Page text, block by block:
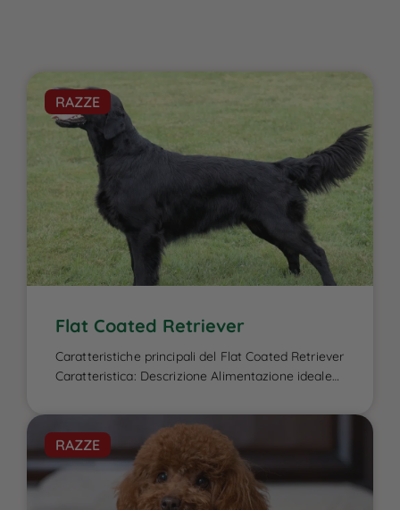
RAZZE
Flat Coated Retriever
Caratteristiche principali del Flat Coated Retriever
Caratteristica: Descrizione Alimentazione ideale
Flat Coated Retriever è un elemento cruciale per
garantire la sua energia elevata, il benessere
fisico e la salute del mantello, caratteristiche che
lo contraddistinguono. Essendo un cane attivo e
di taglia media-grande, ha bisogno di una dieta
RAZZE